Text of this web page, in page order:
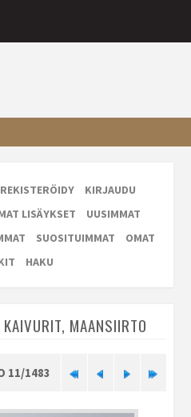
REKISTERÖIDY
KIRJAUDU
LISÄYKSET
UUSIMMAT
SUOSITUIMMAT
OMAT
HAKU
KAIVURIT, MAANSIIRTO
11/1483